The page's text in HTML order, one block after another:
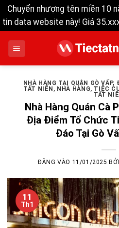
Chuyển nhượng tên miền 10
tin data website này! Giá
nội
NHÀ HÀNG TẠI QUẬN GÒ VẤP,
TẤT NIÊN , NHÀ HÀNG, TIỆC
TẤT
Nhà Hàng Quán Cà
Địa Điểm Tổ Chức
Đáo Tại Gò
ĐĂNG VÀO 11/01/2025 BỞI
11
Th1